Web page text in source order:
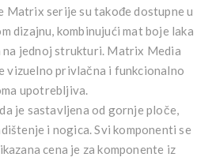
Matrix serije su takođe dostupne u
dizajnu, kombinujući mat boje laka
jednoj strukturi. Matrix Media
vizuelno privlačna i funkcionalno
upotrebljiva.
je sastavljena od gornje ploče,
i nogica. Svi komponenti se
cena je za komponente iz